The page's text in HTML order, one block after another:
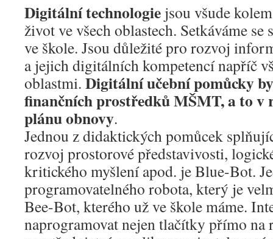
Digitální technologie jsou všude
život ve všech oblastech. Setkáváme
ve škole. Jsou důležité pro rozvoj
a jejich digitálních kompetencí napříč
oblastmi. Digitální učební pomůcky
finančních prostředků MŠMT, a to v
plánu obnovy.
Jednou z didaktických pomůcek
rozvoj prostorové představivosti,
kritického myšlení apod. je Blue-Bot.
programovatelného robota, který je
Bee-Bot, kterého už ve škole máme.
naprogramovat nejen tlačítky přímo na